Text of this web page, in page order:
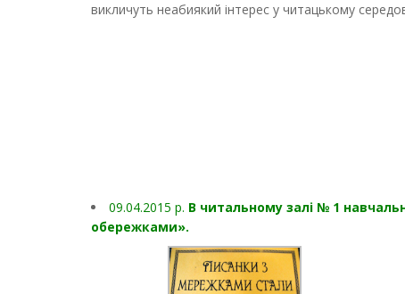
викличуть неабиякий інтерес у читацькому
09.04.2015 р. В читальному залі № 1
обережками».